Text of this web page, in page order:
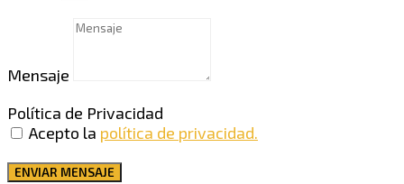
Mensaje
Política de Privacidad
Acepto la política de privacidad.
ENVIAR MENSAJE